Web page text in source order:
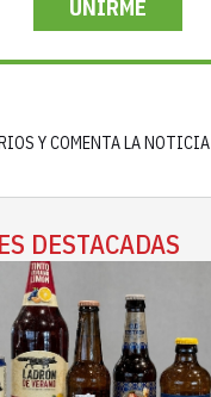
UNIRME
Y COMENTA LA NOTICIA
DESTACADAS